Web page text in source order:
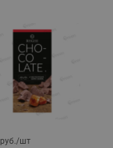
руб./шт